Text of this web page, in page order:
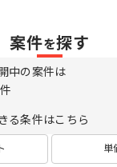
案件を探す
中の案件は
件
る条件はこちら
単